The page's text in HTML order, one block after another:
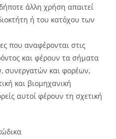
άλλη χρήση απαιτεί
ή του κατόχου των
που αναφέρονται στις
και φέρουν τα σήματα
συνεργατών και φορέων,
και βιομηχανική
αυτοί φέρουν τη σχετική